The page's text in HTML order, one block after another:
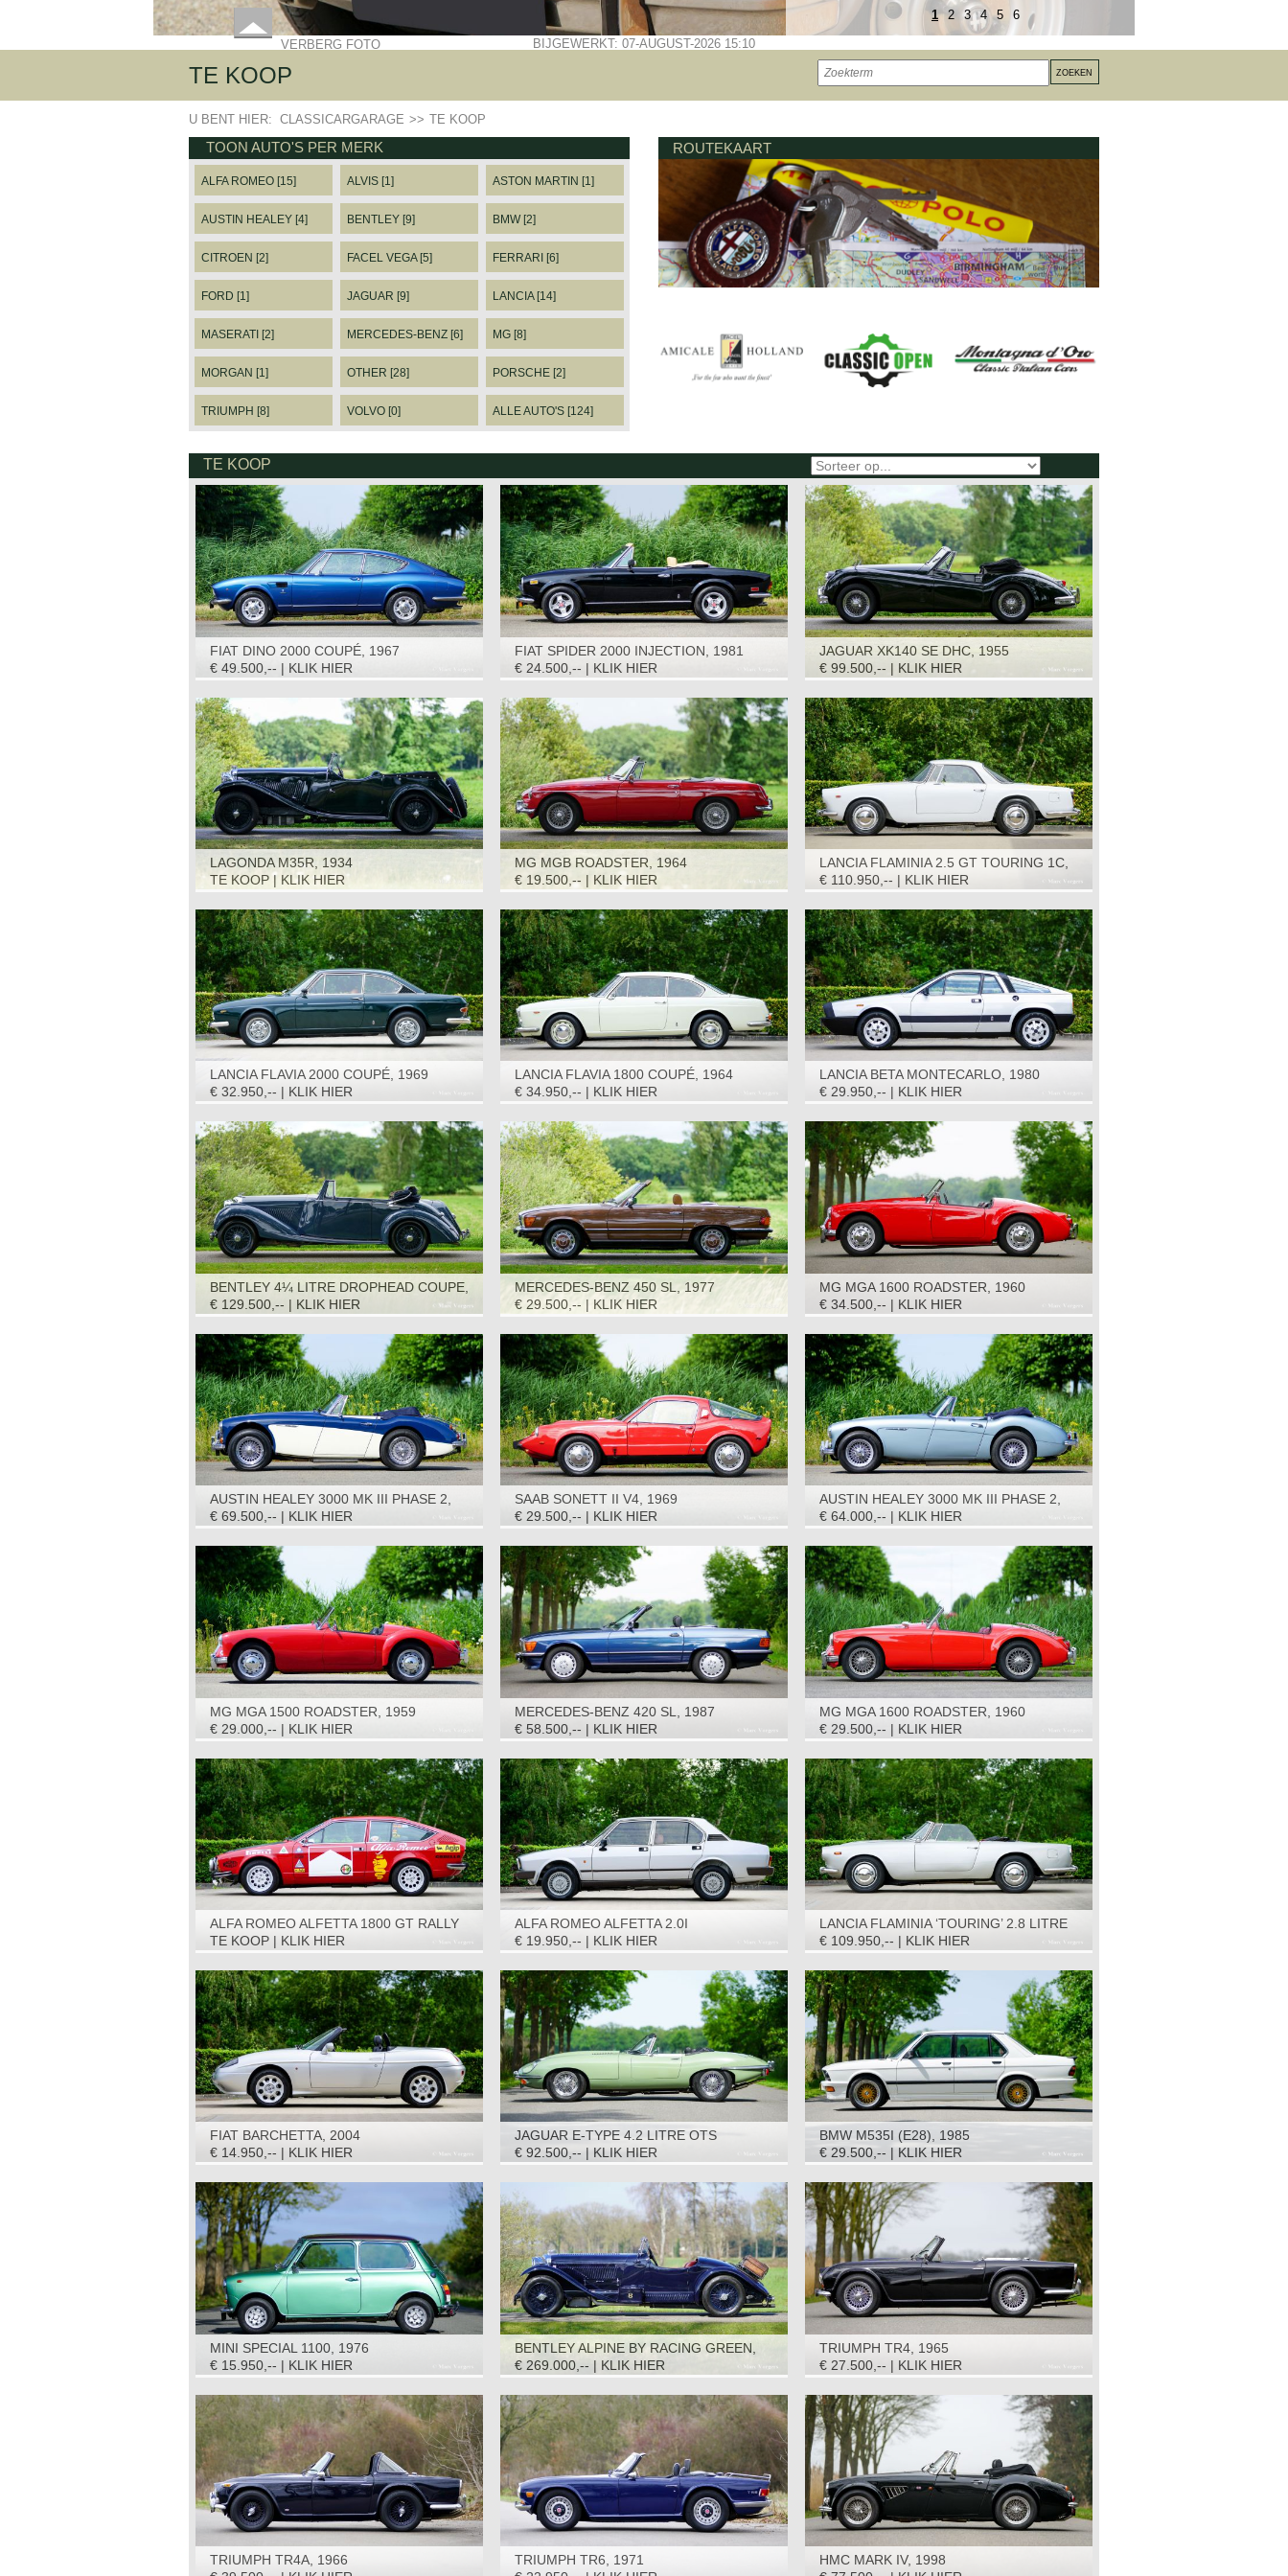
1 2 3 4 5 6
VERBERG FOTO BIJGEWERKT: 07-AUGUST-2026 15:10
TE KOOP
U BENT HIER: CLASSICARGARAGE >> TE KOOP
TOON AUTO'S PER MERK
ALFA ROMEO [15] ALVIS [1] ASTON MARTIN [1]
AUSTIN HEALEY [4] BENTLEY [9] BMW [2]
CITROEN [2] FACEL VEGA [5] FERRARI [6]
FORD [1] JAGUAR [9] LANCIA [14]
MASERATI [2] MERCEDES-BENZ [6] MG [8]
MORGAN [1] OTHER [28] PORSCHE [2]
TRIUMPH [8] VOLVO [0] ALLE AUTO'S [124]
ROUTEKAART
TE KOOP
FIAT DINO 2000 COUPÉ, 1967
€ 49.500,-- | KLIK HIER
FIAT SPIDER 2000 INJECTION, 1981
€ 24.500,-- | KLIK HIER
JAGUAR XK140 SE DHC, 1955
€ 99.500,-- | KLIK HIER
LAGONDA M35R, 1934
TE KOOP | KLIK HIER
MG MGB ROADSTER, 1964
€ 19.500,-- | KLIK HIER
LANCIA FLAMINIA 2.5 GT TOURING 1C,
1964
€ 110.950,-- | KLIK HIER
LANCIA FLAVIA 2000 COUPÉ, 1969
€ 32.950,-- | KLIK HIER
LANCIA FLAVIA 1800 COUPÉ, 1964
€ 34.950,-- | KLIK HIER
LANCIA BETA MONTECARLO, 1980
€ 29.950,-- | KLIK HIER
BENTLEY 4¼ LITRE DROPHEAD COUPE,
1936
€ 129.500,-- | KLIK HIER
MERCEDES-BENZ 450 SL, 1977
€ 29.500,-- | KLIK HIER
MG MGA 1600 ROADSTER, 1960
€ 34.500,-- | KLIK HIER
AUSTIN HEALEY 3000 MK III PHASE 2,
1967
€ 69.500,-- | KLIK HIER
SAAB SONETT II V4, 1969
€ 29.500,-- | KLIK HIER
AUSTIN HEALEY 3000 MK III PHASE 2,
1965
€ 64.000,-- | KLIK HIER
MG MGA 1500 ROADSTER, 1959
€ 29.000,-- | KLIK HIER
MERCEDES-BENZ 420 SL, 1987
€ 58.500,-- | KLIK HIER
MG MGA 1600 ROADSTER, 1960
€ 29.500,-- | KLIK HIER
ALFA ROMEO ALFETTA 1800 GT RALLY
CAR, 1975
TE KOOP | KLIK HIER
ALFA ROMEO ALFETTA 2.0I
QUADRIFOGLIO ORO, 1983
€ 19.950,-- | KLIK HIER
LANCIA FLAMINIA ‘TOURING’ 2.8 LITRE
3C CONVERTIBLE, 1966
€ 109.950,-- | KLIK HIER
FIAT BARCHETTA, 2004
€ 14.950,-- | KLIK HIER
JAGUAR E-TYPE 4.2 LITRE OTS
(ROADSTER) S2, 1969
€ 92.500,-- | KLIK HIER
BMW M535I (E28), 1985
€ 29.500,-- | KLIK HIER
MINI SPECIAL 1100, 1976
€ 15.950,-- | KLIK HIER
BENTLEY ALPINE BY RACING GREEN,
1950
€ 269.000,-- | KLIK HIER
TRIUMPH TR4, 1965
€ 27.500,-- | KLIK HIER
TRIUMPH TR4A, 1966
TRIUMPH TR6, 1971
HMC MARK IV, 1998